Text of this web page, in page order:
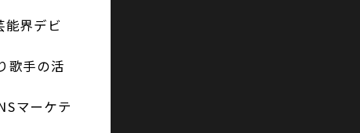
界デビ
歌手の活
マーケテ